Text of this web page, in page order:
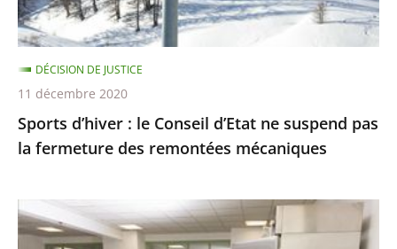
pas
la
fermeture
des
remontées
mécaniques
Sports d’hiver : le Conseil d’Etat ne suspend pas
la fermeture des remontées mécaniques
DÉCISION DE JUSTICE
11 décembre 2020
Les
menus